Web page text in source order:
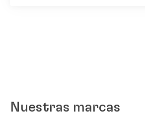
Nuestras marcas